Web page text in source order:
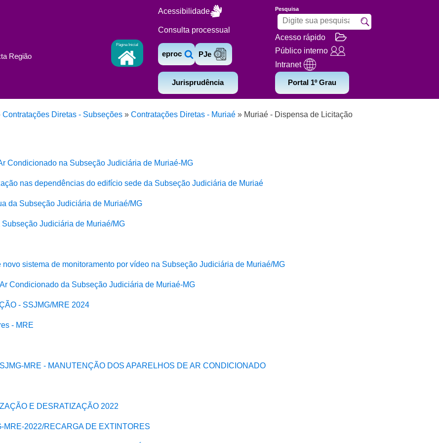
Região
Página Inicial
Acessibilidade
Consulta processual
eproc PJe
Jurisprudência
Pesquisa
Acesso rápido
Público interno
Intranet
Portal 1º Grau
Contratações Diretas - Subseções » Contratações Diretas - Muriaé » Muriaé - Dispensa de Licitação
Condicionado na Subseção Judiciária de Muriaé-MG
nas dependências do edifício sede da Subseção Judiciária de Muriaé
da Subseção Judiciária de Muriaé/MG
Judiciária de Muriaé/MG
sistema de monitoramento por vídeo na Subseção Judiciária de Muriaé/MG
Condicionado da Subseção Judiciária de Muriaé-MG
- SSJMG/MRE 2024
- MRE
MRE - MANUTENÇÃO DOS APARELHOS DE AR CONDICIONADO
E DESRATIZAÇÃO 2022
MRE-2022/RECARGA DE EXTINTORES